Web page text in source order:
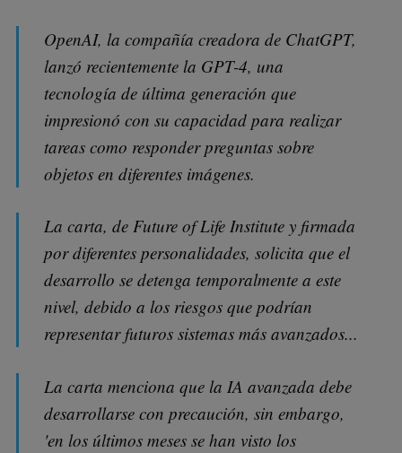
OpenAI, la compañía creadora de ChatGPT,
lanzó recientemente la GPT-4, una
tecnología de última generación que
impresionó con su capacidad para realizar
tareas como responder preguntas sobre
objetos en diferentes imágenes.
La carta, de Future of Life Institute y firmada
por diferentes personalidades, solicita que el
desarrollo se detenga temporalmente a este
nivel, debido a los riesgos que podrían
representar futuros sistemas más avanzados...
La carta menciona que la IA avanzada debe
desarrollarse con precaución, sin embargo,
'en los últimos meses se han visto los